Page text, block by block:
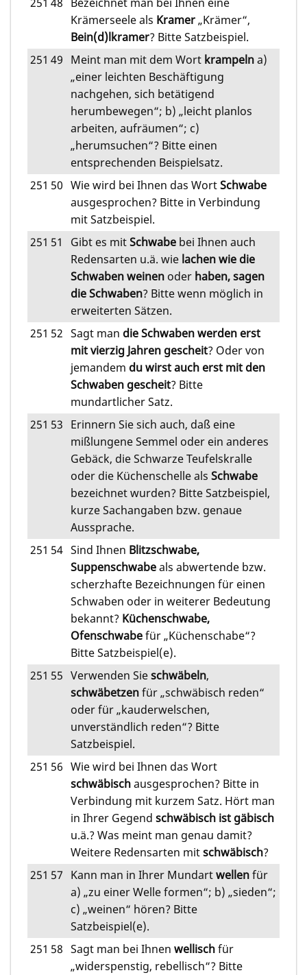
Krämerseele als Kramer„Krämer“,
Bein(d)lkramer? Bitte Satzbeispiel.
251 49 Meint man mit dem Wort krampelna)
„einer leichten Beschäftigung
nachgehen, sich betätigend
herumbewegen“; b) „leicht planlos
arbeiten, aufräumen“; c)
„herumsuchen“? Bitte einen
entsprechenden Beispielsatz.
251 50 Wie wird bei Ihnen das WortSchwabe
ausgesprochen? Bitte in Verbindung
mit Satzbeispiel.
251 51 Gibt es mitSchwabe bei Ihnen auch
Redensarten u.ä. wie lachen wie die
Schwaben weinen oder haben, sagen
die Schwaben? Bitte wenn möglich in
erweiterten Sätzen.
251 52 Sagt man die Schwaben werden erst
mit vierzig Jahren gescheit? Oder von
jemandem du wirst auch erst mit den
Schwaben gescheit? Bitte
mundartlicher Satz.
251 53 Erinnern Sie sich auch, daß eine
mißlungene Semmel oder ein anderes
Gebäck, die Schwarze Teufelskralle
oder die Küchenschelle als Schwabe
bezeichnet wurden? Bitte Satzbeispiel,
kurze Sachangaben bzw. genaue
Aussprache.
251 54 Sind Ihnen Blitzschwabe,
Suppenschwabeals abwertende bzw.
scherzhafte Bezeichnungen für einen
Schwaben oder in weiterer Bedeutung
bekannt? Küchenschwabe,
Ofenschwabefür „Küchenschabe“?
Bitte Satzbeispiel(e).
251 55 Verwenden Sieschwäbeln,
schwäbetzenfür „schwäbisch reden“
oder für „kauderwelschen,
unverständlich reden“? Bitte
Satzbeispiel.
251 56 Wie wird bei Ihnen das Wort
schwäbischausgesprochen? Bitte in
Verbindung mit kurzem Satz. Hört man
in Ihrer Gegend schwäbisch ist gäbisch
u.ä.? Was meint man genau damit?
Weitere Redensarten mitschwäbisch?
251 57 Kann man in Ihrer Mundartwellenfür
a) „zu einer Welle formen“; b) „sieden“;
c) „weinen“ hören? Bitte
Satzbeispiel(e).
251 58 Sagt man bei Ihnen wellischfür
„widerspenstig, rebellisch“? Bitte